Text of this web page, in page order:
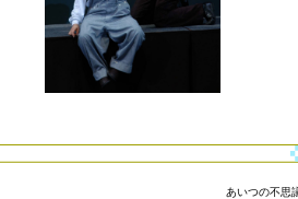
あいつの不思